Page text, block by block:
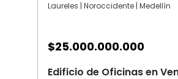
Laureles | Noroccidente | Medellín
$25.000.000.000
Edificio de Oficinas en